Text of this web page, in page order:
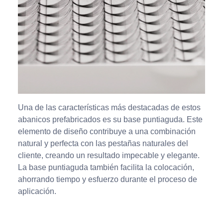
Una de las características más destacadas de estos
abanicos prefabricados es su base puntiaguda. Este
elemento de diseño contribuye a una combinación
natural y perfecta con las pestañas naturales del
cliente, creando un resultado impecable y elegante.
La base puntiaguda también facilita la colocación,
ahorrando tiempo y esfuerzo durante el proceso de
aplicación.